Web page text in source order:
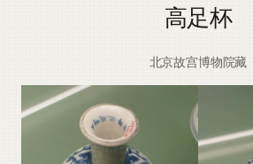
高足杯
北京故宫博物院藏